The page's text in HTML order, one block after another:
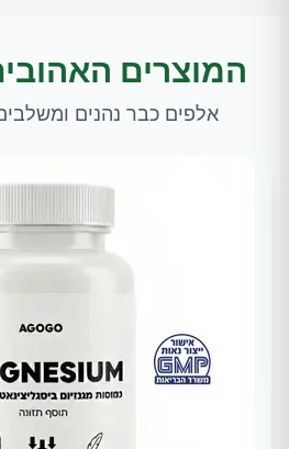
המוצרים
אלפים כבר נהנים